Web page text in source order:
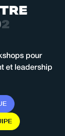
TRE
2
pour
et leadership
E
IPE